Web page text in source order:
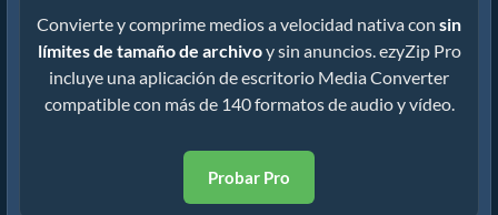
Convierte y comprime medios a velocidad nativa con sin
límites de tamaño de archivoy sin anuncios. ezyZip Pro
incluye una aplicación de escritorio Media Converter
compatible con más de 140 formatos de audio y vídeo.
Probar Pro